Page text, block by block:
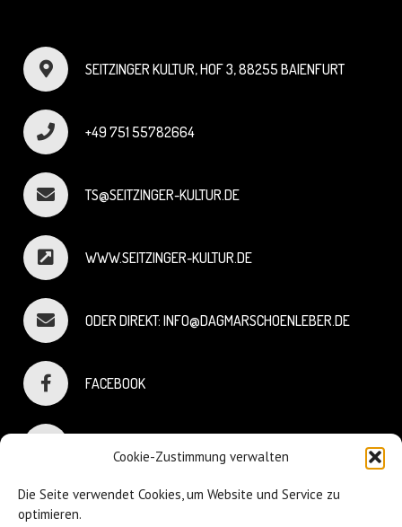
Cookie-Zustimmung verwalten
Die Seite verwendet Cookies, um Website und Service zu
optimieren.
SEITZINGER KULTUR, HOF 3, 88255 BAIENFURT
+49 751 55782664
TS@SEITZINGER-KULTUR.DE
WWW.SEITZINGER-KULTUR.DE
ODER DIREKT: INFO@DAGMARSCHOENLEBER.DE
FACEBOOK